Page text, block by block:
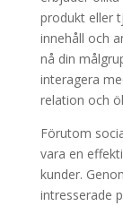
produkt eller
innehåll och
nå din
interagera
relation och
Förutom
vara en
kunder.
intresserade